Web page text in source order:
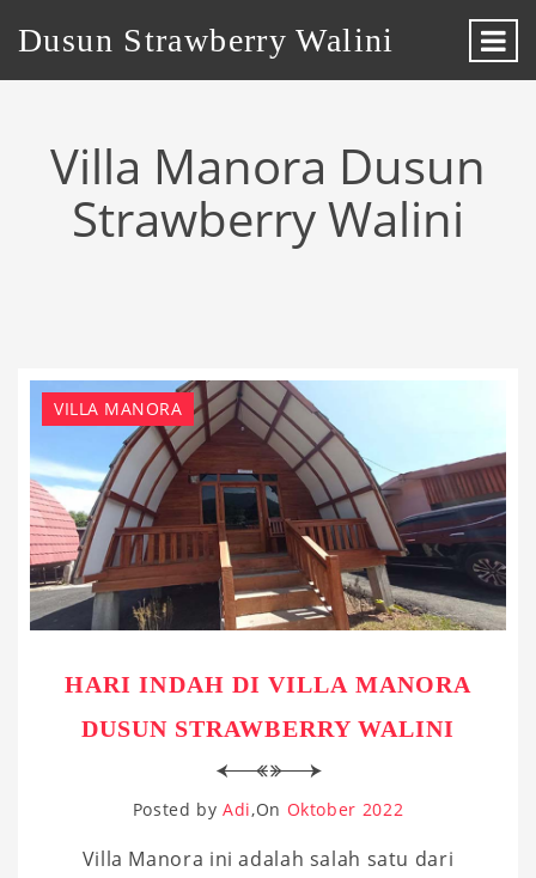
Dusun Strawberry Walini
Villa Manora Dusun
Strawberry Walini
VILLA MANORA
HARI INDAH DI VILLA MANORA
DUSUN STRAWBERRY WALINI
Posted byAdi On Oktober 2022
Villa Manora ini adalah salah satu dari